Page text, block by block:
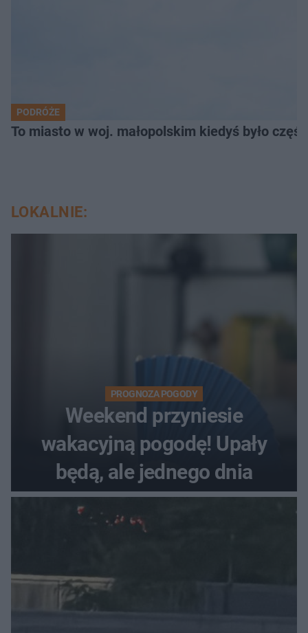
PODRÓŻE
To miasto w woj. małopolskim kiedyś było
LOKALNIE:
PROGNOZA POGODY
Weekend przyniesie
wakacyjną pogodę! Upały
będą, ale jednego dnia